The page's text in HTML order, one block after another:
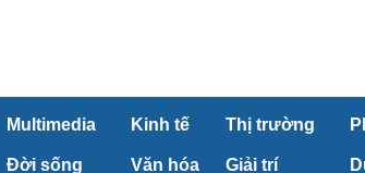
Multimedia Kinh tế Thị trường
Đời sống Văn hóa Giải trí